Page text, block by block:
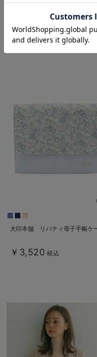
￥8,800税込
犬印本舗 リバティ母子手帳ケ
￥3,520 税込
お気に